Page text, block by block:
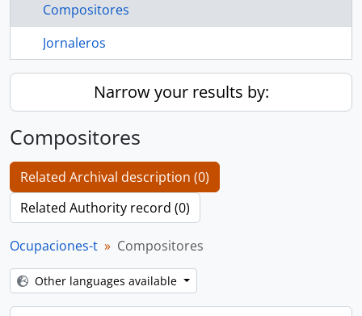
Compositores
Jornaleros
Narrow your results by:
Compositores
Related Archival description (0)
Related Authority record (0)
Ocupaciones-t Compositores
Other languages available